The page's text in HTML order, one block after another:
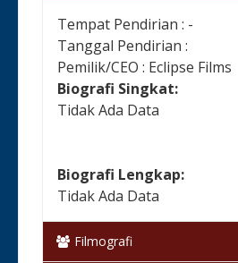
Tempat Pendirian : -
Tanggal Pendirian :
Pemilik/CEO : Eclipse Films
Biografi Singkat:
Tidak Ada Data
Biografi Lengkap:
Tidak Ada Data
Filmografi